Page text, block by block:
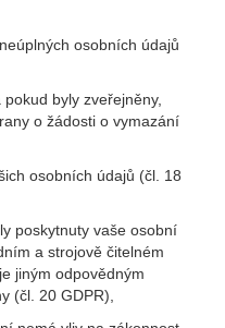
osobních údajů
byly zveřejněny,
o žádosti o vymazání
osobních údajů (čl. 18
poskytnuty vaše osobní
a strojově čitelném
jiným odpovědným
(čl. 20 GDPR),